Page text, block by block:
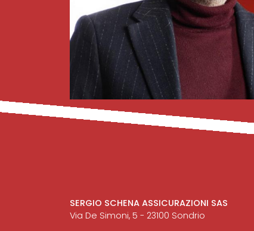
SERGIO SCHENA ASSICURAZIONI SAS
Via De Simoni, 5 - 23100 Sondrio